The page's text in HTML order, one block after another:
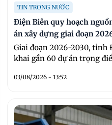
TIN TRONG NƯỚC
Điện Biên quy hoạch
án xây dựng giai đoạn
Giai đoạn 2026-2030,
khai gần 60 dự án trọng
03/08/2026 - 13:52